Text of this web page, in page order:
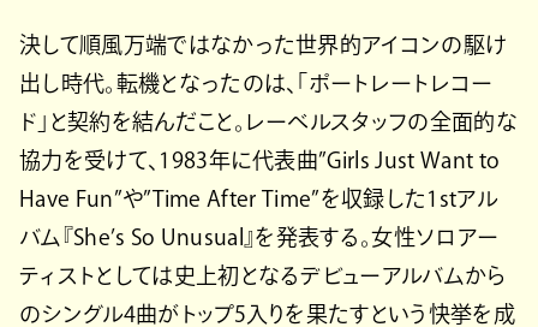
決して順風万端ではなかった世界的アイコンの駆け
出し時代。転機となったのは、「ポートレートレコー
ド」と契約を結んだこと。レーベルスタッフの全面的な
協力を受けて、1983年に代表曲”Girls Just Want to
Have Fun”や”Time After Time”を収録した1stアル
バム『She’s So Unusual』を発表する。女性ソロアー
ティストとしては史上初となるデビューアルバムから
のシングル4曲がトップ5入りを果たすという快挙を成